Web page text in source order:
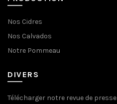
Nos Cidres
Nos Calvados
Notre Pommeau
DIVERS
Télécharger notre revue de presse